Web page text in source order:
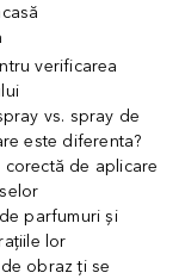
verificarea
vs. spray de
este diferenta?
corectă de aplicare
parfumuri și
lor
obraz ți se